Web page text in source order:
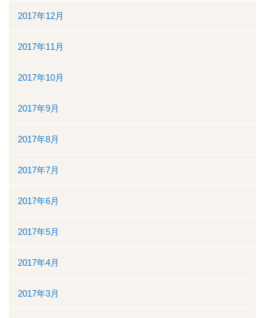
2017年12月
2017年11月
2017年10月
2017年9月
2017年8月
2017年7月
2017年6月
2017年5月
2017年4月
2017年3月